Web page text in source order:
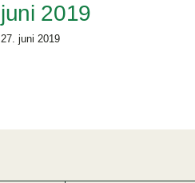
juni 2019
27. juni 2019